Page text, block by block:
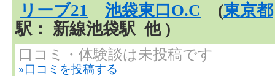
リーブ21 池袋東口O.C (東京都
駅： 新線池袋駅 他 )
口コミ・体験談は未投稿です
»口コミを投稿する